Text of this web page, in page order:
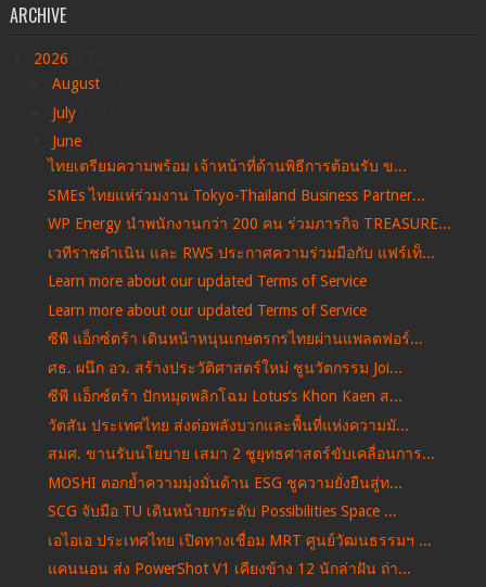
ARCHIVE
2026
August
July
June
ไทยเตรียมความพร้อม เจ้าหน้าที่ด้านพิธีการต้อนรับ ข...
SMEs ไทยแห่ร่วมงาน Tokyo-Thailand Business Partner...
WP Energy นำพนักงานกว่า 200 คน ร่วมภารกิจ TREASURE...
เวทีราชดำเนิน และ RWS ประกาศความร่วมมือกับ แฟร์เท็...
Learn more about our updated Terms of Service
Learn more about our updated Terms of Service
ซีพี แอ็กซ์ตร้า เดินหน้าหนุนเกษตรกรไทยผ่านแพลตฟอร์...
ศธ. ผนึก อว. สร้างประวัติศาสตร์ใหม่ ชูนวัตกรรม Joi...
ซีพี แอ็กซ์ตร้า ปักหมุดพลิกโฉม Lotus’s Khon Kaen ส...
วัตสัน ประเทศไทย ส่งต่อพลังบวกและพื้นที่แห่งความมั...
สมศ. ขานรับนโยบาย เสมา 2 ชูยุทธศาสตร์ขับเคลื่อนการ...
MOSHI ตอกย้ำความมุ่งมั่นด้าน ESG ชูความยั่งยืนสู่ท...
SCG จับมือ TU เดินหน้ายกระดับ Possibilities Space ...
เอไอเอ ประเทศไทย เปิดทางเชื่อม MRT ศูนย์วัฒนธรรมฯ ...
แคนนอน ส่ง PowerShot V1 เคียงข้าง 12 นักล่าฝัน ถ่า...